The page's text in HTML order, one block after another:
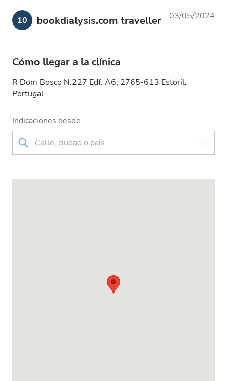
10 bookdialysis.com traveller 03/05/2024
Cómo llegar a la clínica
R Dom Bosco N.227 Edf. A6, 2765-613 Estoril,
Portugal
Indicaciones desde